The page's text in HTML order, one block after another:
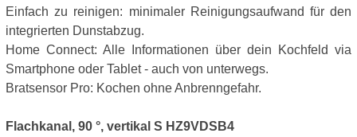
Einfach zu reinigen: minimaler Reinigungsaufwand für den
integrierten Dunstabzug.
Home Connect: Alle Informationen über dein Kochfeld via
Smartphone oder Tablet - auch von unterwegs.
Bratsensor Pro: Kochen ohne Anbrenngefahr.
Flachkanal, 90 °, vertikal S HZ9VDSB4